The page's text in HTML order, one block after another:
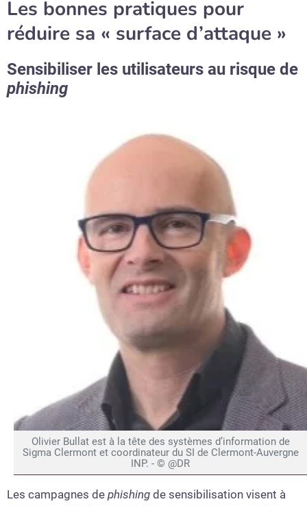
Les bonnes pratiques pour
réduire sa « surface d’attaque »
Sensibiliser les utilisateurs au risque de
phishing
Olivier Bullat est à la tête des systèmes d’information de
Sigma Clermont et coordinateur du SI de Clermont-Auvergne
INP. - © @DR
Les campagnes de phishing de sensibilisation visent à